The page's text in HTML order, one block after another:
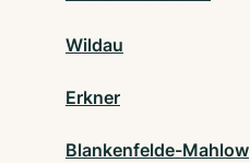
Wildau
Erkner
Blankenfelde-Mahlow